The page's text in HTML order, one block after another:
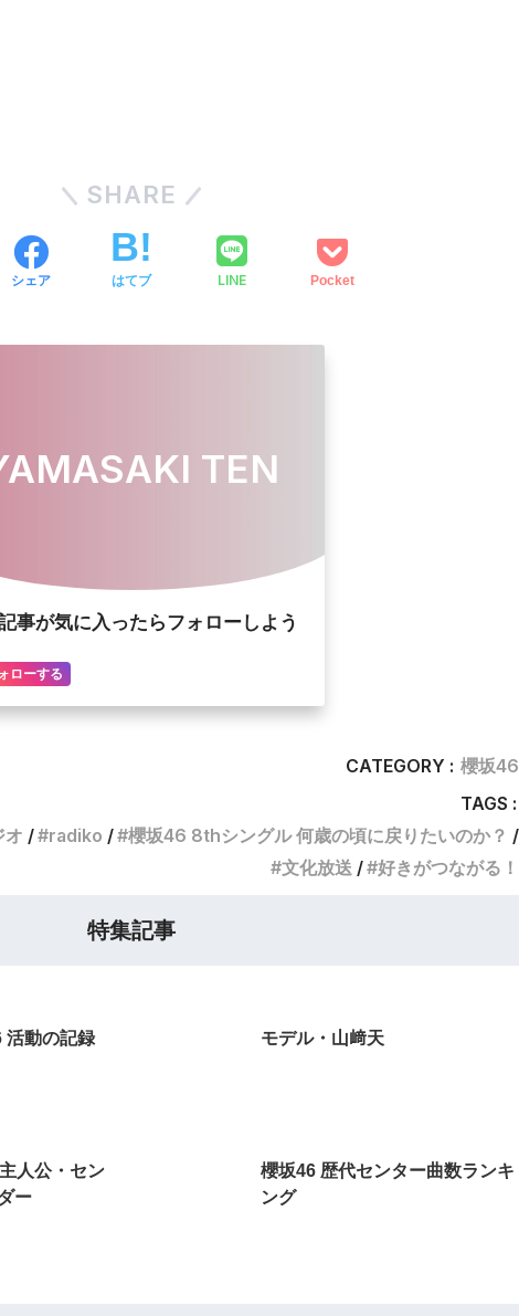
SHARE
シェア はてブ LINE Pocket
TEN
事が気に入ったらフォローしよう
ローする
CATEGORY : 櫻坂46
TAGS :
オ radiko
櫻坂46 8thシングル 何歳の頃に戻りたいのか？
文化放送
好きがつながる！
特集記事
活動の記録 モデル・山﨑天
人公・セン
ー
櫻坂46 歴代センター曲数ランキ
ング